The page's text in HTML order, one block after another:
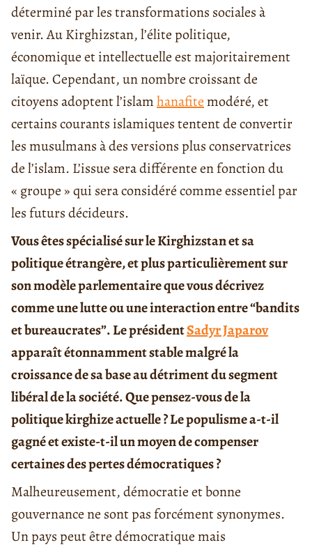
déterminé par les transformations sociales à
venir. Au Kirghizstan, l’élite politique,
économique et intellectuelle est majoritairement
laïque. Cependant, un nombre croissant de
citoyens adoptent l’islamhanafitemodéré, et
certains courants islamiques tentent de convertir
les musulmans à des versions plus conservatrices
de l’islam. L’issue sera différente en fonction du
« groupe » qui sera considéré comme essentiel par
les futurs décideurs.
Vous êtes spécialisé sur le Kirghizstan et sa
politique étrangère, et plus particulièrement sur
son modèle parlementaire que vous décrivez
comme une lutte ou une interaction entre “bandits
et bureaucrates”. Le présidentSadyr Japarov
apparaît étonnamment stable malgré la
croissance de sa base au détriment du segment
libéral de la société. Que pensez-vous de la
politique kirghize actuelle ? Le populisme a-t-il
gagné et existe-t-il un moyen de compenser
certaines des pertes démocratiques ?
Malheureusement, démocratie et bonne
gouvernance ne sont pas forcément synonymes.
Un pays peut être démocratique mais